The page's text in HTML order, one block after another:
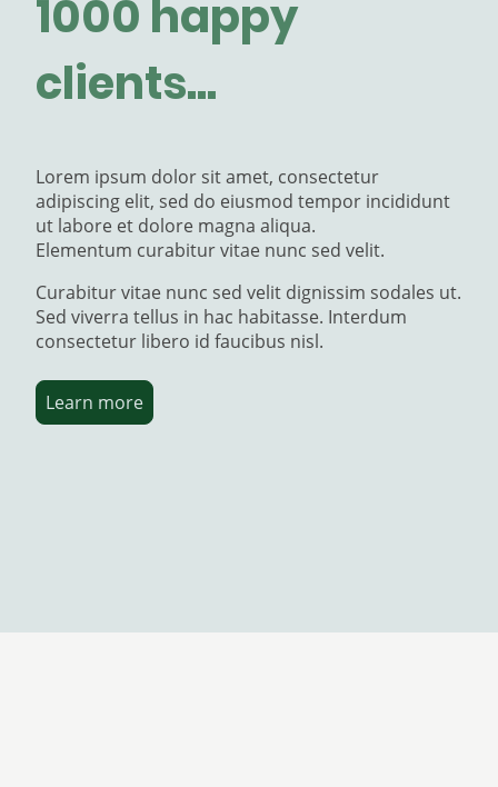
1000 happy
clients...
Lorem ipsum dolor sit amet, consectetur
adipiscing elit, sed do eiusmod tempor incididunt
ut labore et dolore magna aliqua.
Elementum curabitur vitae nunc sed velit.
Curabitur vitae nunc sed velit dignissim sodales ut.
Sed viverra tellus in hac habitasse. Interdum
consectetur libero id faucibus nisl.
Learn more